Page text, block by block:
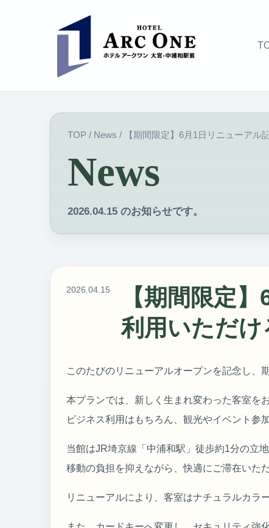
TOP / News / 【期間限定】6月1日リニューア
News
2026.04.15 のお知らせです。
2026.04.15
【期間限定
利用いただ
このたびのリニューアルオープンを記念し、
本プランでは、新しく生まれ変わった客室を
ビジネス利用はもちろん、観光やイベント参
当館はJR埼京線「中浦和駅」徒歩約1分の立
移動の負担を抑えながら、快適にご滞在いただ
リニューアルにより、客室はナチュラルカラ